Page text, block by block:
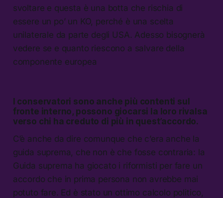
svoltare e questa è una botta che rischia di
essere un po’ un KO, perché è una scelta
unilaterale da parte degli USA. Adesso bisognerà
vedere se e quanto riescono a salvare della
componente europea
I conservatori sono anche più contenti sul
fronte interno, possono giocarsi la loro rivalsa
verso chi ha creduto di più in quest’accordo.
C’è anche da dire comunque che c’era anche la
guida suprema, che non è che fosse contraria: la
Guida suprema ha giocato i riformisti per fare un
accordo che in prima persona non avrebbe mai
potuto fare. Ed è stato un ottimo calcolo politico,